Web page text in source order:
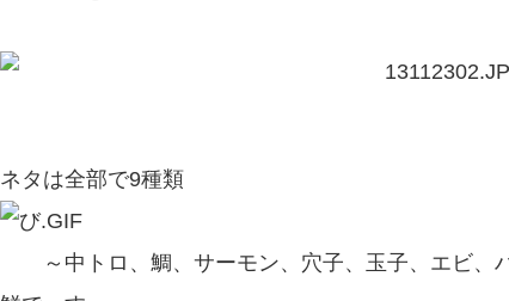
ネタは全部で9種類
～中トロ、鯛、サーモン、穴子、玉子、エ